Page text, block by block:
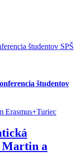
študentov SPŠ
študentov
Erasmus+Turiec
Martin a